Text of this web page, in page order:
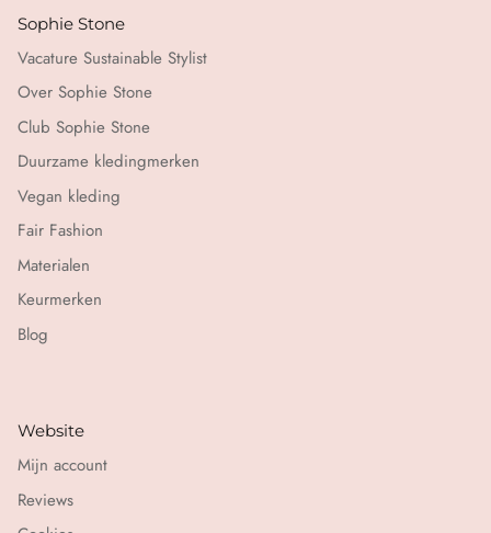
Sophie Stone
Vacature Sustainable Stylist
Over Sophie Stone
Club Sophie Stone
Duurzame kledingmerken
Vegan kleding
Fair Fashion
Materialen
Keurmerken
Blog
Website
Mijn account
Reviews